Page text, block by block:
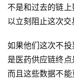
不是和过去的链
以立刻阻止这次交
如果他们这次不
是医药供应链终点
而且这些数据不